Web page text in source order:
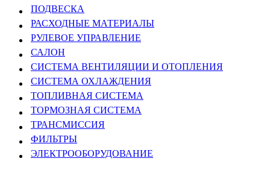
ПОДВЕСКА
РАСХОДНЫЕ МАТЕРИАЛЫ
РУЛЕВОЕ УПРАВЛЕНИЕ
САЛОН
СИСТЕМА ВЕНТИЛЯЦИИ И ОТОПЛЕНИЯ
СИСТЕМА ОХЛАЖДЕНИЯ
ТОПЛИВНАЯ СИСТЕМА
ТОРМОЗНАЯ СИСТЕМА
ТРАНСМИССИЯ
ФИЛЬТРЫ
ЭЛЕКТРООБОРУДОВАНИЕ